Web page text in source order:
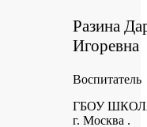
Разина
Игоревна
Воспитатель
ГБОУ
г. Москва .